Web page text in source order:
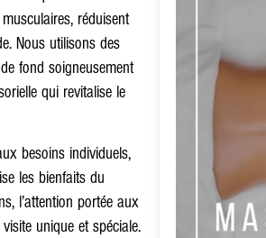
réduisent
Nous utilisons des
fond soigneusement
qui revitalise le
besoins individuels,
les bienfaits du
l’attention portée aux
unique et spéciale.